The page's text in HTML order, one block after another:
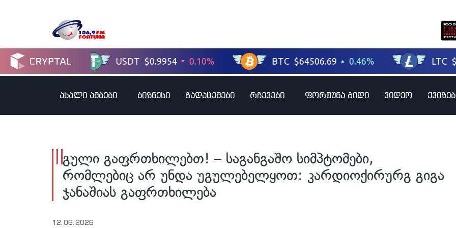
ახალი ამბები ბიზნესი გადაცემები რჩევები ფორტუნა გიდი ვიდეო
გული გაფრთხილებთ! – საგანგაშო სიმპტომები,
რომლებიც არ უნდა უგულებელყოთ: კარდიოქირურგ გიგა
ჯანაშიას გაფრთხილება
12.06.2026